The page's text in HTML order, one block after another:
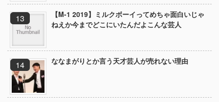
【M-1 2019】ミルクボーイってめちゃ面白いじゃ
ねえか今までどこにいたんだよこんな芸人
ななまがりとか言う天才芸人が売れない理由